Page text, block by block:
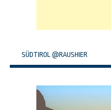
SÜDTIROL @RAUSHIER